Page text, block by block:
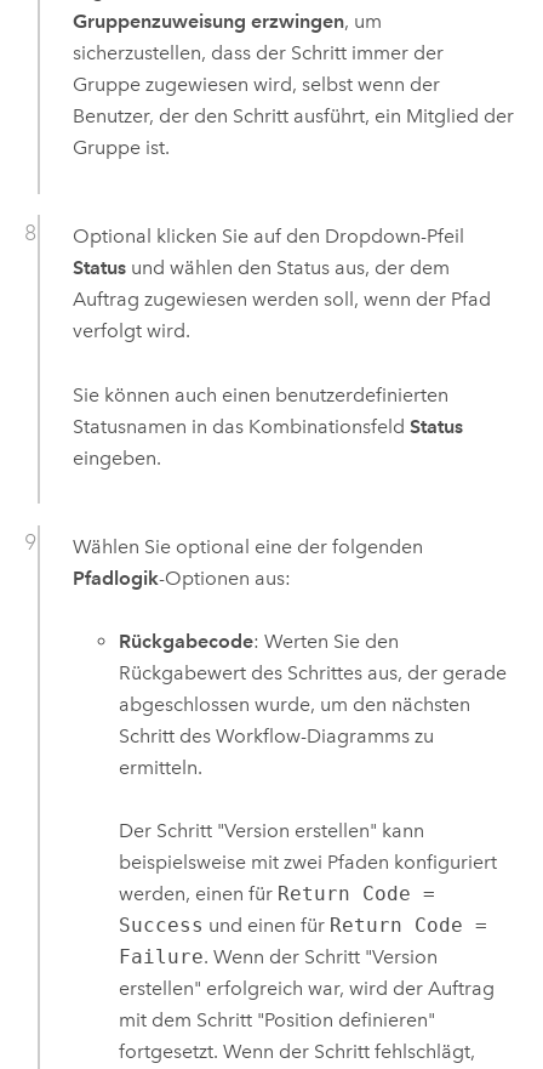
Gruppenzuweisung erzwingen, um
sicherzustellen, dass der Schritt immer der
Gruppe zugewiesen wird, selbst wenn der
Benutzer, der den Schritt ausführt, ein Mitglied der
Gruppe ist.
Optional klicken Sie auf den Dropdown-Pfeil
Statusund wählen den Status aus, der dem
Auftrag zugewiesen werden soll, wenn der Pfad
verfolgt wird.
Sie können auch einen benutzerdefinierten
Statusnamen in das Kombinationsfeld Status
eingeben.
Wählen Sie optional eine der folgenden
Pfadlogik-Optionen aus:
Rückgabecode: Werten Sie den
Rückgabewert des Schrittes aus, der gerade
abgeschlossen wurde, um den nächsten
Schritt des Workflow-Diagramms zu
ermitteln.
Der Schritt "Version erstellen" kann
beispielsweise mit zwei Pfaden konfiguriert
werden, einen für Return Code =
Success und einen für Return Code =
Failure. Wenn der Schritt "Version
erstellen" erfolgreich war, wird der Auftrag
mit dem Schritt "Position definieren"
fortgesetzt. Wenn der Schritt fehlschlägt,